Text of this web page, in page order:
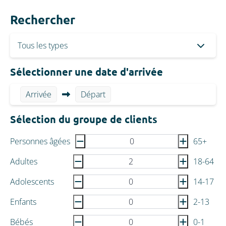
Rechercher
Sélectionner une date d'arrivée
Arrivée Départ
Sélection du groupe de clients
Personnes âgées
65+
Adultes
18-64
Adolescents
14-17
Enfants
2-13
Bébés
0-1